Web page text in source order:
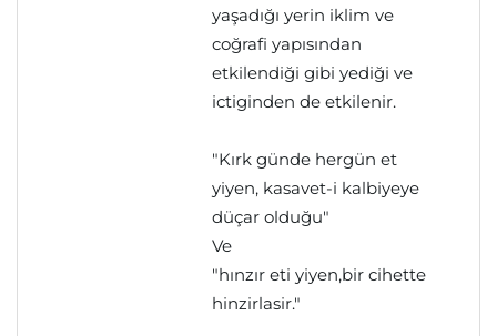
yaşadığı yerin iklim ve
coğrafi yapısından
etkilendiği gibi yediği ve
ictiginden de etkilenir.
"Kırk günde hergün et
yiyen, kasavet-i kalbiyeye
düçar olduğu"
Ve
"hınzır eti yiyen,bir cihette
hinzirlasir."